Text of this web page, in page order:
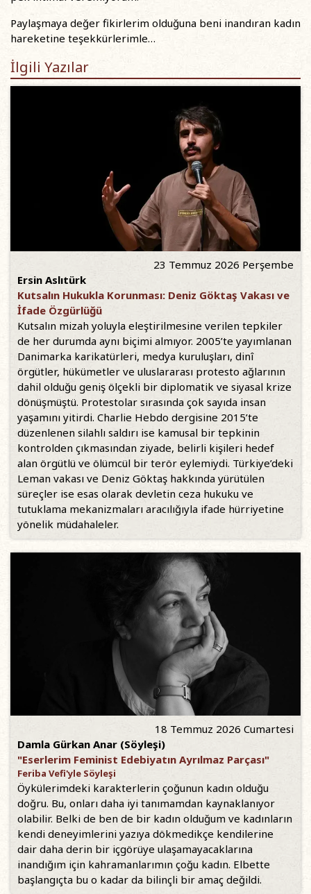
Paylaşmaya değer fikirlerim olduğuna beni inandıran kadın
hareketine teşekkürlerimle…
İlgili Yazılar
23 Temmuz 2026 Perşembe
Ersin Aslıtürk
Kutsalın Hukukla Korunması: Deniz Göktaş Vakası ve
İfade Özgürlüğü
Kutsalın mizah yoluyla eleştirilmesine verilen tepkiler
de her durumda aynı biçimi almıyor. 2005’te yayımlanan
Danimarka karikatürleri, medya kuruluşları, dinî
örgütler, hükümetler ve uluslararası protesto ağlarının
dahil olduğu geniş ölçekli bir diplomatik ve siyasal krize
dönüşmüştü. Protestolar sırasında çok sayıda insan
yaşamını yitirdi. Charlie Hebdo dergisine 2015’te
düzenlenen silahlı saldırı ise kamusal bir tepkinin
kontrolden çıkmasından ziyade, belirli kişileri hedef
alan örgütlü ve ölümcül bir terör eylemiydi. Türkiye’deki
Leman vakası ve Deniz Göktaş hakkında yürütülen
süreçler ise esas olarak devletin ceza hukuku ve
tutuklama mekanizmaları aracılığıyla ifade hürriyetine
yönelik müdahaleler.
18 Temmuz 2026 Cumartesi
Damla Gürkan Anar (Söyleşi)
"Eserlerim Feminist Edebiyatın Ayrılmaz Parçası"
Feriba Vefi'yle Söyleşi
Öykülerimdeki karakterlerin çoğunun kadın olduğu
doğru. Bu, onları daha iyi tanımamdan kaynaklanıyor
olabilir. Belki de ben de bir kadın olduğum ve kadınların
kendi deneyimlerini yazıya dökmedikçe kendilerine
dair daha derin bir içgörüye ulaşamayacaklarına
inandığım için kahramanlarımın çoğu kadın. Elbette
başlangıçta bu o kadar da bilinçli bir amaç değildi.